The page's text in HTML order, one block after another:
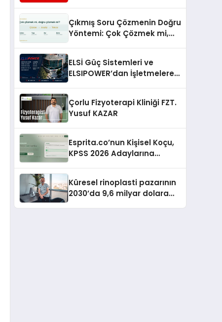
Çıkmış Soru Çözmenin Doğru
Yöntemi: Çok Çözmek mi,
ELSİ Güç Sistemleri ve
ELSIPOWER’dan İşletmelere
Çorlu Fizyoterapi Kliniği FZT.
Yusuf KAZAR
Esprita.co’nun Kişisel Koçu,
KPSS 2026 Adaylarına
Küresel rinoplasti pazarının
2030’da 9,6 milyar dolara